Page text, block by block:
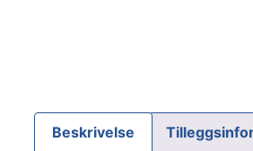
Beskrivelse